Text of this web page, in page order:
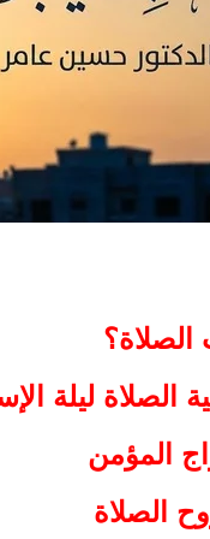
الصلاة ليلة
المؤمن
الصلاة